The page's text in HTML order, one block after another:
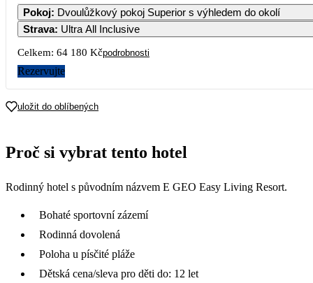
Pokoj: Dvoulůžkový pokoj Superior s výhledem do okolí
Strava: Ultra All Inclusive
Celkem: 64 180 Kčpodrobnosti
Rezervujte
uložit do oblíbených
Proč si vybrat tento hotel
Rodinný hotel s původním názvem E GEO Easy Living Resort.
Bohaté sportovní zázemí
Rodinná dovolená
Poloha u písčité pláže
Dětská cena/sleva pro děti do: 12 let